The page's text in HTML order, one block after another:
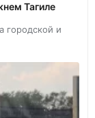
Тагиле
городской и